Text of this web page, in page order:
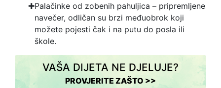
Palačinke od zobenih pahuljica – pripremljene
navečer, odličan su brzi međuobrok koji
možete pojesti čak i na putu do posla ili
škole.
VAŠA DIJETA NE DJELUJE?
PROVJERITE ZAŠTO >>